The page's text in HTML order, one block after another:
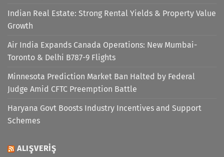
Indian Real Estate: Strong Rental Yields & Property Value
Growth
Air India Expands Canada Operations: New Mumbai-
Toronto & Delhi B787-9 Flights
Minnesota Prediction Market Ban Halted by Federal
Judge Amid CFTC Preemption Battle
Haryana Govt Boosts Industry Incentives and Support
Schemes
ALIŞVERIŞ